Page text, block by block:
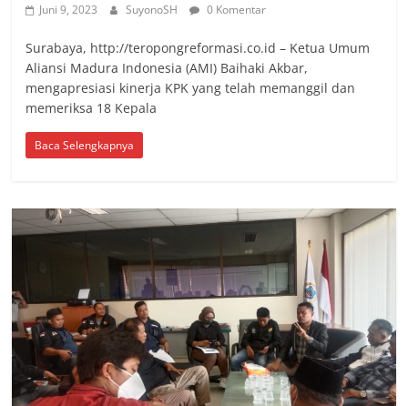
Juni 9, 2023 SuyonoSH 0 Komentar
Surabaya, http://teropongreformasi.co.id – Ketua Umum
Aliansi Madura Indonesia (AMI) Baihaki Akbar,
mengapresiasi kinerja KPK yang telah memanggil dan
memeriksa 18 Kepala
Baca Selengkapnya